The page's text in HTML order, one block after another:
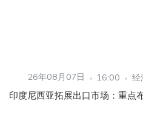
26年08月07日 16:00 经
印度尼西亚拓展出口市场：重点